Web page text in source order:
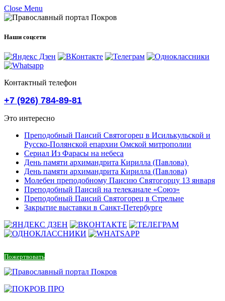
Close Menu
Наши соцсети
Контактный телефон
+7 (926) 784-89-81
Это интересно
Преподобный Паисий Святогорец в Исилькульской и
Русско-Полянской епархии Омской митрополии
Сериал Из Фарасы на небеса
День памяти архимандрита Кирилла (Павлова)
День памяти архимандрита Кирилла (Павлова)
Молебен преподобному Паисию Святогорцу 13 января
Преподобный Паисий на телеканале «Союз»
Преподобный Паисий Святогорец в Стрельне
Закрытие выставки в Санкт-Петербурге
Пожертвовать